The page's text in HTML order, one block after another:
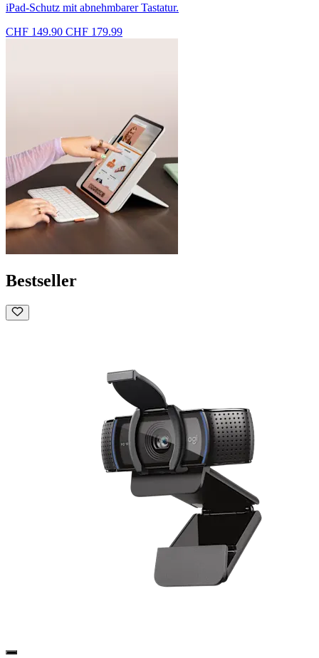
iPad-Schutz mit abnehmbarer Tastatur.
CHF 149.90 CHF 179.99
Bestseller